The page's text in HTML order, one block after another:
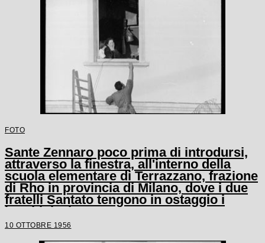
FOTO
Sante Zennaro poco prima di introdursi,
attraverso la finestra, all'interno della
scuola elementare di Terrazzano, frazione
di Rho in provincia di Milano, dove i due
fratelli Santato tengono in ostaggio i
bambini e le tre maestre
10 OTTOBRE 1956